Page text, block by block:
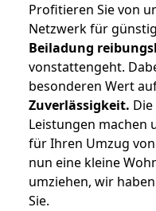
Profitieren Sie von
Netzwerk für
Beiladung
vonstattengeht.
besonderen Wert
Zuverlässigkeit.
Leistungen machen
für Ihren Umzug
nun eine kleine
umziehen, wir
Sie.